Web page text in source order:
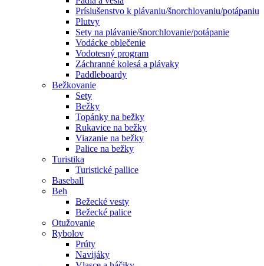
Príslušenstvo k plávaniu/šnorchlovaniu/potápaniu
Plutvy
Sety na plávanie/šnorchlovanie/potápanie
Vodácke oblečenie
Vodotesný program
Záchranné kolesá a plávaky
Paddleboardy
Bežkovanie
Sety
Bežky
Topánky na bežky
Rukavice na bežky
Viazanie na bežky
Palice na bežky
Turistika
Turistické pallice
Baseball
Beh
Bežecké vesty
Bežecké palice
Otužovanie
Rybolov
Prúty
Navijáky